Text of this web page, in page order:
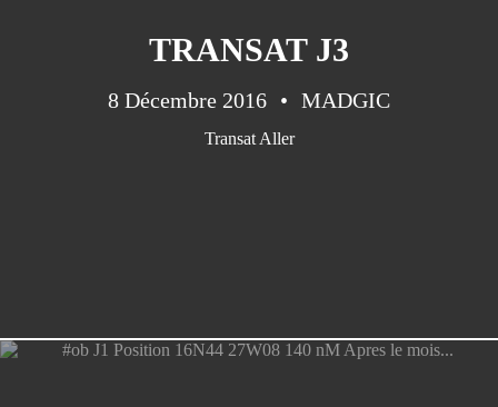
TRANSAT J3
8 Décembre 2016 MADGIC
Transat Aller